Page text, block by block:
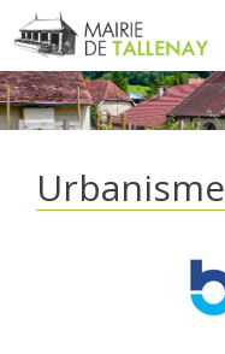
Aller
au
contenu
Urbanisme